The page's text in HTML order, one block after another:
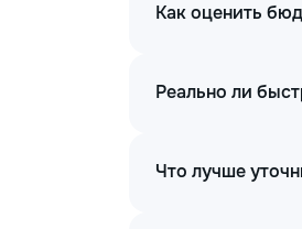
Как оценить
Реально ли
Что лучше